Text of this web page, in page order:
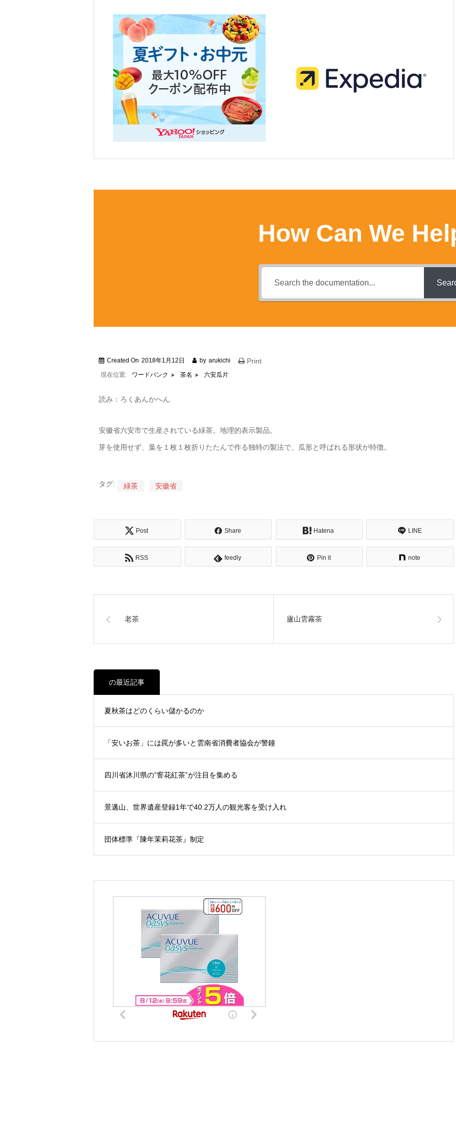
How Can We
Created On 2018年1月12日 by arukichi Print
現在位置: ワードバンク 茶名 六安瓜片
読み：ろくあんかへん
安徽省六安市で生産されている緑茶。地理的表示製品。
芽を使用せず、葉を１枚１枚折りたたんで作る独特の製法で、瓜形と呼ばれる形状が特徴。
タグ: 緑茶 安徽省
Post Share Hatena LINE
RSS feedly Pin it note
老茶 廬山雲霧茶
の最近記事
夏秋茶はどのくらい儲かるのか
「安いお茶」には罠が多いと雲南省消費者協会が警鐘
四川省沐川県の”窨花紅茶”が注目を集める
景邁山、世界遺産登録1年で40.2万人の観光客を受け入れ
団体標準『陳年茉莉花茶』制定